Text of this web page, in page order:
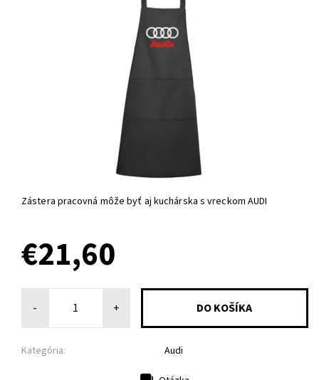
Zástera pracovná môže byť aj kuchárska s vreckom AUDI
€21,60
- +
Kategória: Audi